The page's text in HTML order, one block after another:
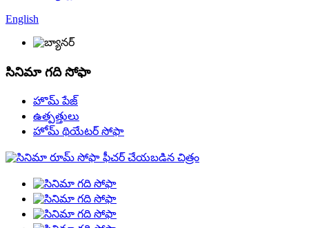
English
సినిమా గది సోఫా
హొమ్ పేజ్
ఉత్పత్తులు
హోమ్ థియేటర్ సోఫా